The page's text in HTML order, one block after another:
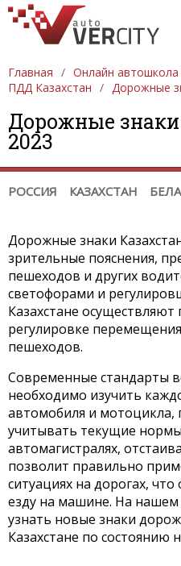
Главная Онлайн
ПДД Казахстан
Дорожные
Дорожные знаки
2023
РОССИЯ КАЗАХСТАН
ВОДИТЕЛЬСКОЕ
ЦИФРОВЫЕ КОДЫ
УКРАИНА
ПРАВИЛА
ДОРОЖНЫЕ ЗНАКИ
ШТРАФЫ ЗА НАРУШЕНИЕ
ЦИФРОВЫЕ КОДЫ
Дорожные знаки
зрительные пояснения,
пешеходов и других
светофорами и
Казахстане
регулировке
пешеходов.
Современные стандарты
необходимо изучить
автомобиля и мотоцикла,
учитывать текущие
автомагистралях,
позволит правильно
ситуациях на дорогах,
езду на машине. На нашем
узнать новые знаки
Казахстане по состоянию